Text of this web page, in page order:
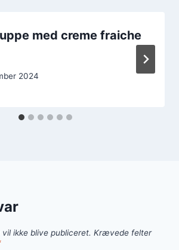
med creme fraiche
2024
ikke blive publiceret. Krævede felter